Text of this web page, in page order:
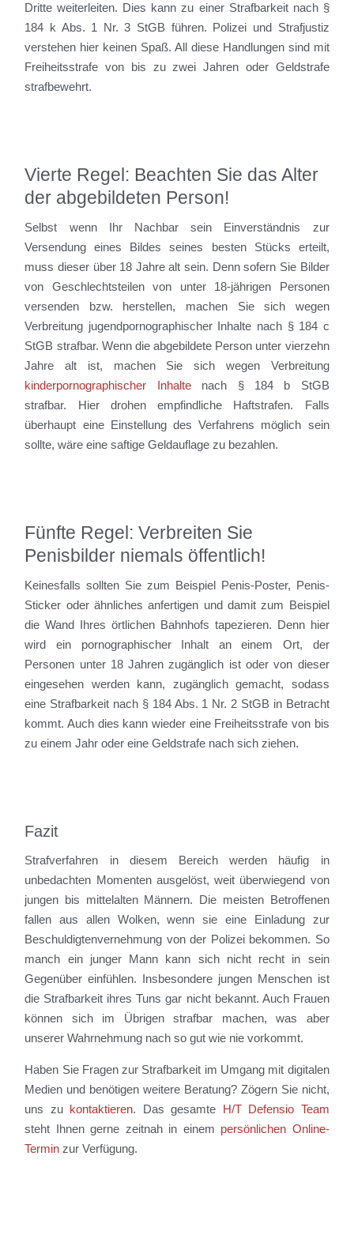
Dritte weiterleiten. Dies kann zu einer Strafbarkeit nach §
184 k Abs. 1 Nr. 3 StGB führen. Polizei und Strafjustiz
verstehen hier keinen Spaß. All diese Handlungen sind mit
Freiheitsstrafe von bis zu zwei Jahren oder Geldstrafe
strafbewehrt.
Vierte Regel: Beachten Sie das Alter
der abgebildeten Person!
Selbst wenn Ihr Nachbar sein Einverständnis zur
Versendung eines Bildes seines besten Stücks erteilt,
muss dieser über 18 Jahre alt sein. Denn sofern Sie Bilder
von Geschlechtsteilen von unter 18-jährigen Personen
versenden bzw. herstellen, machen Sie sich wegen
Verbreitung jugendpornographischer Inhalte nach § 184 c
StGB strafbar. Wenn die abgebildete Person unter vierzehn
Jahre alt ist, machen Sie sich wegen Verbreitung
kinderpornographischer Inhaltenach § 184 b StGB
strafbar. Hier drohen empfindliche Haftstrafen. Falls
überhaupt eine Einstellung des Verfahrens möglich sein
sollte, wäre eine saftige Geldauflage zu bezahlen.
Fünfte Regel: Verbreiten Sie
Penisbilder niemals öffentlich!
Keinesfalls sollten Sie zum Beispiel Penis-Poster, Penis-
Sticker oder ähnliches anfertigen und damit zum Beispiel
die Wand Ihres örtlichen Bahnhofs tapezieren. Denn hier
wird ein pornographischer Inhalt an einem Ort, der
Personen unter 18 Jahren zugänglich ist oder von dieser
eingesehen werden kann, zugänglich gemacht, sodass
eine Strafbarkeit nach § 184 Abs. 1 Nr. 2 StGB in Betracht
kommt. Auch dies kann wieder eine Freiheitsstrafe von bis
zu einem Jahr oder eine Geldstrafe nach sich ziehen.
Fazit
Strafverfahren in diesem Bereich werden häufig in
unbedachten Momenten ausgelöst, weit überwiegend von
jungen bis mittelalten Männern. Die meisten Betroffenen
fallen aus allen Wolken, wenn sie eine Einladung zur
Beschuldigtenvernehmung von der Polizei bekommen. So
manch ein junger Mann kann sich nicht recht in sein
Gegenüber einfühlen. Insbesondere jungen Menschen ist
die Strafbarkeit ihres Tuns gar nicht bekannt. Auch Frauen
können sich im Übrigen strafbar machen, was aber
unserer Wahrnehmung nach so gut wie nie vorkommt.
Haben Sie Fragen zur Strafbarkeit im Umgang mit digitalen
Medien und benötigen weitere Beratung? Zögern Sie nicht,
uns zu kontaktieren. Das gesamte H/T Defensio Team
steht Ihnen gerne zeitnah in einem persönlichen Online-
Termin zur Verfügung.